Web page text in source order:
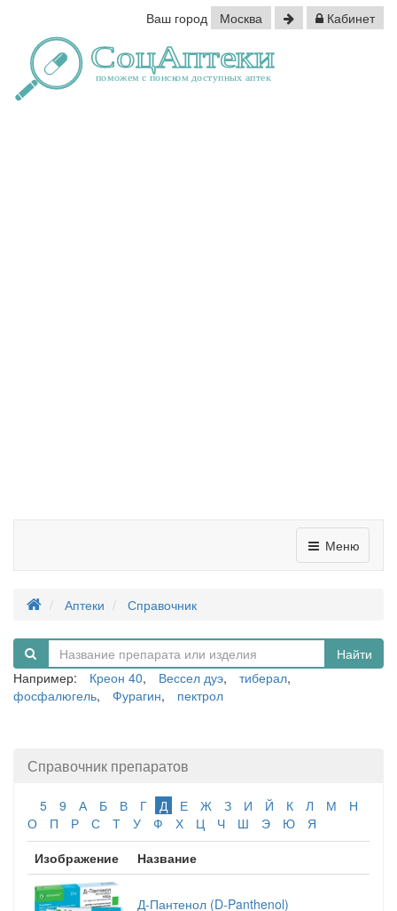
Ваш город Москва Кабинет
Меню
Аптеки Справочник
Найти
Например:
Креон 40, Вессел дуэ, тиберал,
фосфалюгель, Фурагин, пектрол
Справочник препаратов
5 9 А Б В Г Д Е Ж З И Й К Л М
Н
О
П Р С Т У Ф Х Ц Ч Ш Э Ю
Я
Изображение
Название
Д-Пантенол (D-Panthenol)